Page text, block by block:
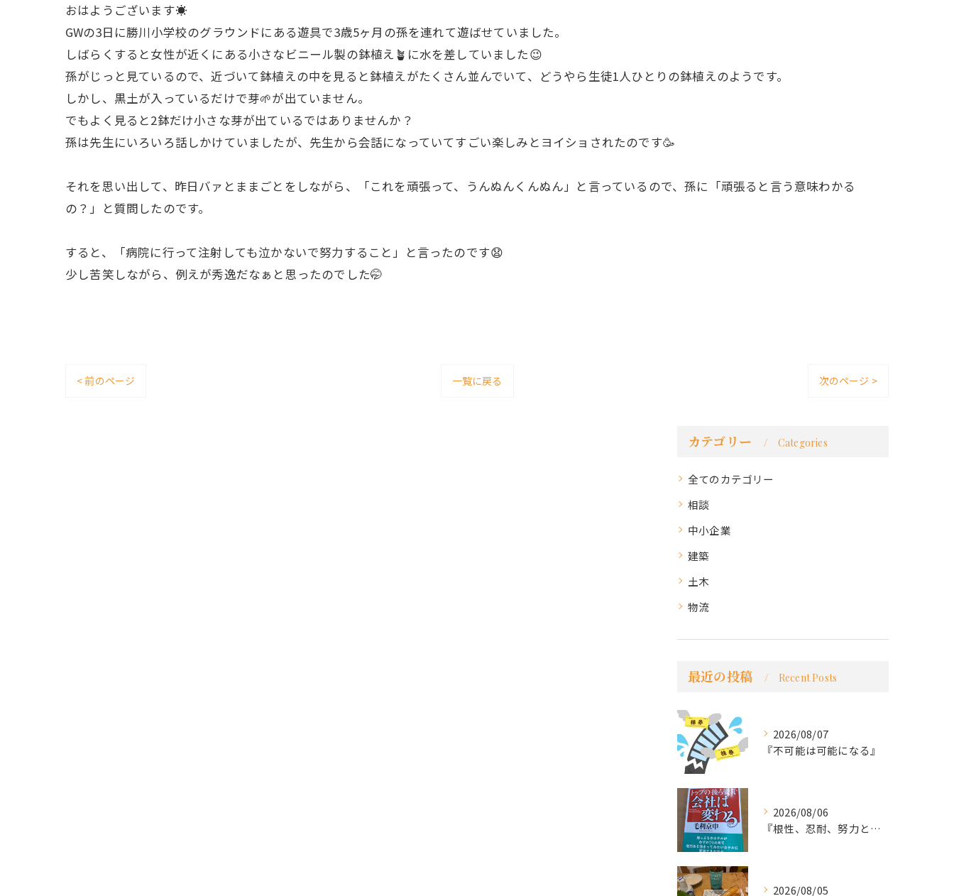
おはようございます☀
GWの3日に勝川小学校のグラウンドにある遊具で3歳5ヶ月の孫を連れて遊ばせていました。
しばらくすると女性が近くにある小さなビニール製の鉢植え🪴に水を差していました😉
孫がじっと見ているので、近づいて鉢植えの中を見ると鉢植えがたくさん並んでいて、どうやら生徒1人ひとりの鉢植えのようです。
しかし、黒土が入っているだけで芽🌱が出ていません。
でもよく見ると2鉢だけ小さな芽が出ているではありませんか？
孫は先生にいろいろ話しかけていましたが、先生から会話になっていてすごい楽しみとヨイショされたのです🥳
それを思い出して、昨日バァとままごとをしながら、「これを頑張って、うんぬんくんぬん」と言っているので、孫に「頑張ると言う意味わかる
の？」と質問したのです。
すると、「病院に行って注射しても泣かないで努力すること」と言ったのです😧
少し苦笑しながら、例えが秀逸だなぁと思ったのでした🤭
< 前のページ 一覧に戻る 次のページ >
カテゴリー Categories
全てのカテゴリー
相談
中小企業
建築
土木
物流
最近の投稿 Recent Posts
2026/08/07
『不可能は可能になる』
2026/08/06
『根性、忍耐、努力という言葉は死語なのか』
2026/08/05